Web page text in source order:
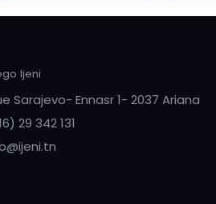
Sarajevo- Ennasr 1- 2037 Ariana
29 342 131